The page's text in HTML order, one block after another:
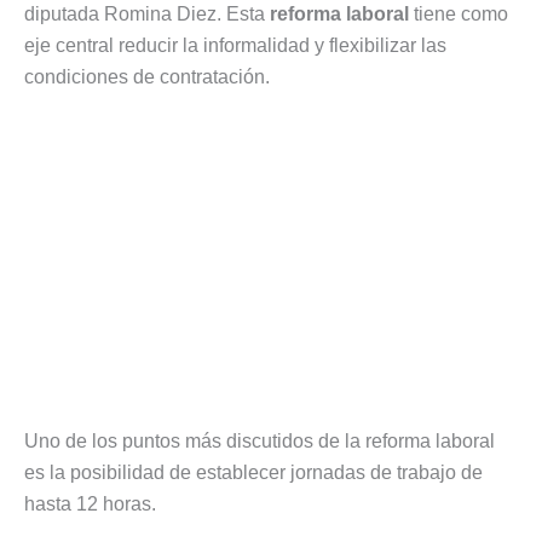
diputada Romina Diez. Esta reforma laboral tiene como
eje central reducir la informalidad y flexibilizar las
condiciones de contratación.
Uno de los puntos más discutidos de la reforma laboral
es la posibilidad de establecer jornadas de trabajo de
hasta 12 horas.